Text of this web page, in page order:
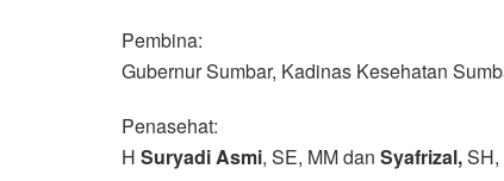
Pembina:
Gubernur Sumbar, Kadinas Kesehatan
Penasehat:
H Suryadi Asmi, SE, MM dan Syafrizal,SH,